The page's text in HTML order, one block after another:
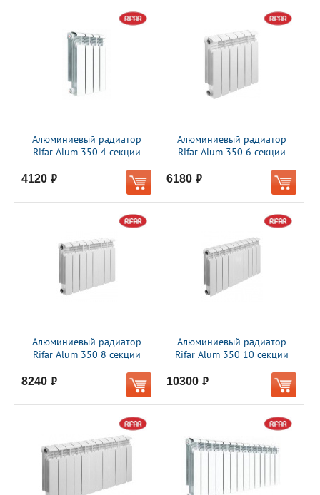
Алюминиевый радиатор
Rifar Alum 350 4 секции
4120 руб.
Алюминиевый радиатор
Rifar Alum 350 6 секции
6180 руб.
Алюминиевый радиатор
Rifar Alum 350 8 секции
8240 руб.
Алюминиевый радиатор
Rifar Alum 350 10 секции
10300 руб.